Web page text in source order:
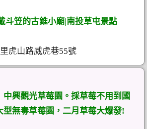
斗笠的古錐小廟|南投草屯景點
虎山路威虎巷55號
中興觀光草莓園。採草莓不用到國
型無毒草莓園，二月草莓大爆發!